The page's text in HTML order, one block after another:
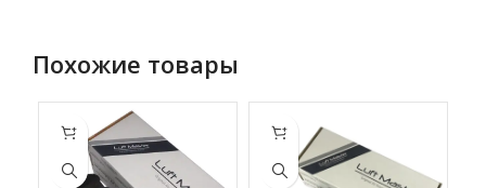
Похожие товары